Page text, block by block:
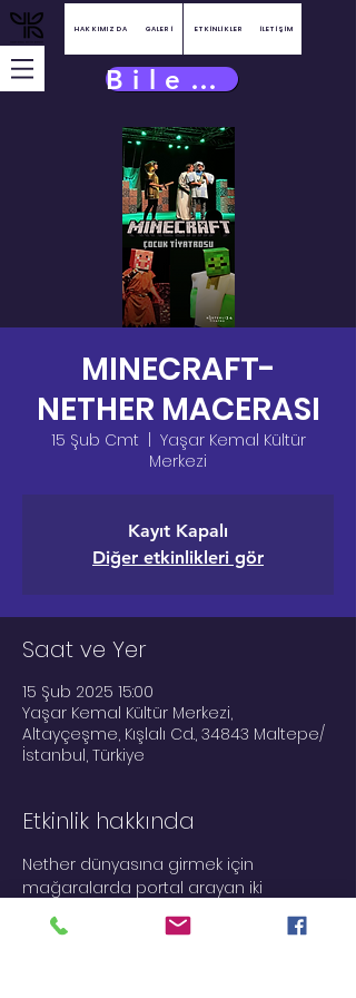
HAKKIMIZDA GALERİ ETKİNLİKLER İLETİŞİM
Bilet Satın Al
MINECRAFT-
NETHER MACERASI
15 Şub Cmt
Yaşar Kemal Kültür
Merkezi
Kayıt Kapalı
Diğer etkinlikleri gör
Saat ve Yer
15 Şub 2025 15:00
Yaşar Kemal Kültür Merkezi,
Altayçeşme, Kışlalı Cd., 34843 Maltepe/
İstanbul, Türkiye
Etkinlik hakkında
Nether dünyasına girmek için
mağaralarda portal arayan iki
korkusuz savaşçı eşsiz bir maceraya
atılır. Bu macerada birlikten kuvvet